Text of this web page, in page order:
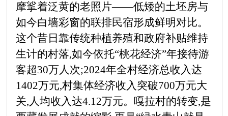
摩挲着泛黄的老照片——低矮的土坯房与
如今白墙彩窗的联排民宿形成鲜明对比。
这个昔日靠传统种植养殖和政府补贴维持
生计的村落,如今依托“桃花经济”年接待游
客超30万人次;2024年全村经济总收入达
1402万元,村集体经济收入突破700万元大
关,人均收入达4.12万元。嘎拉村的转变,是